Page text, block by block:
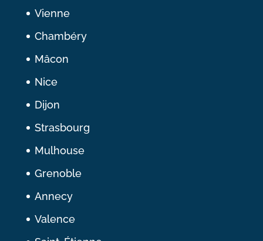
Vienne
Chambéry
Mâcon
Nice
Dijon
Strasbourg
Mulhouse
Grenoble
Annecy
Valence